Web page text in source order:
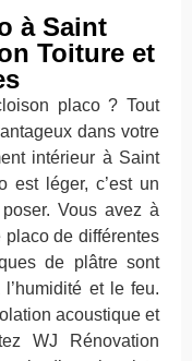
à Saint
Toiture et
placo ? Tout
dans votre
intérieur à Saint
est léger, c’est un
Vous avez à
de différentes
de plâtre sont
et le feu.
acoustique et
WJ Rénovation